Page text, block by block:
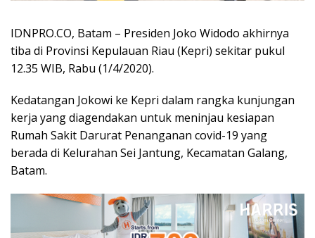
IDNPRO.CO, Batam – Presiden Joko Widodo akhirnya
tiba di Provinsi Kepulauan Riau (Kepri) sekitar pukul
12.35 WIB, Rabu (1/4/2020).
Kedatangan Jokowi ke Kepri dalam rangka kunjungan
kerja yang diagendakan untuk meninjau kesiapan
Rumah Sakit Darurat Penanganan covid-19 yang
berada di Kelurahan Sei Jantung, Kecamatan Galang,
Batam.